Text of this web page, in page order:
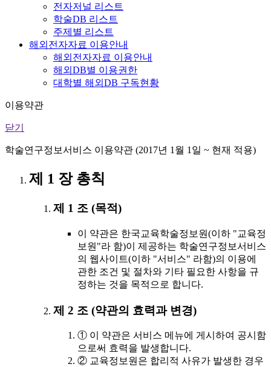
전자저널 리스트
학술DB 리스트
주제별 리스트
해외전자자료 이용안내
해외전자자료 이용안내
해외DB별 이용권한
대학별 해외DB 구독현황
이용약관
닫기
학술연구정보서비스 이용약관 (2017년 1월 1일 ~ 현재 적용)
제 1 장 총칙
제 1 조 (목적)
이 약관은 한국교육학술정보원(이하 "교육정
보원"라 함)이 제공하는 학술연구정보서비스
의 웹사이트(이하 "서비스" 라함)의 이용에
관한 조건 및 절차와 기타 필요한 사항을 규
정하는 것을 목적으로 합니다.
제 2 조 (약관의 효력과 변경)
① 이 약관은 서비스 메뉴에 게시하여 공시함
으로써 효력을 발생합니다.
② 교육정보원은 합리적 사유가 발생한 경우